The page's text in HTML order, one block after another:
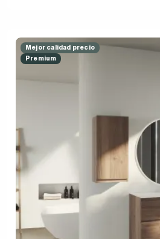
Mejor calidad precio
Premium